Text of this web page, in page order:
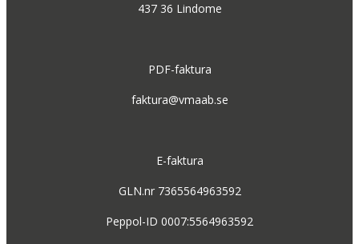
437 36 Lindome
PDF-faktura
faktura@vmaab.se
E-faktura
GLN.nr 7365564963592
Peppol-ID 0007:5564963592